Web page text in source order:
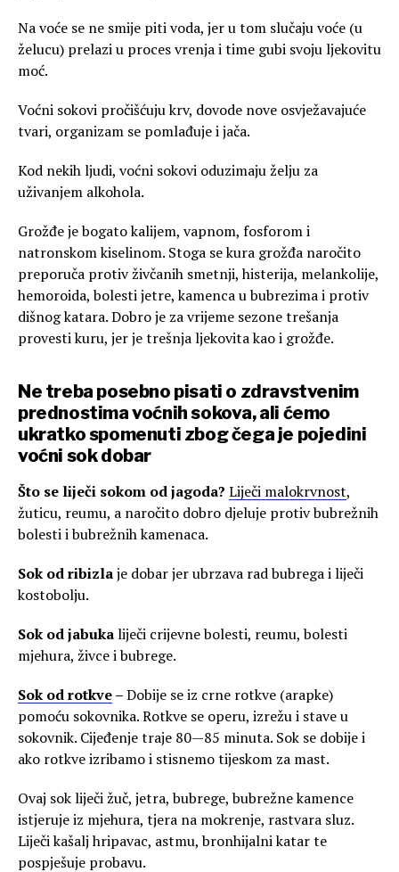
Na voće se ne smije piti voda, jer u tom slučaju voće (u
želucu) prelazi u proces vrenja i time gubi svoju ljekovitu
moć.
Voćni sokovi pročišćuju krv, dovode nove osvježavajuće
tvari, organizam se pomlađuje i jača.
Kod nekih ljudi, voćni sokovi oduzimaju želju za
uživanjem alkohola.
Grožđe je bogato kalijem, vapnom, fosforom i
natronskom kiselinom. Stoga se kura grožđa naročito
preporuča protiv živčanih smetnji, histerija, melankolije,
hemoroida, bolesti jetre, kamenca u bubrezima i protiv
dišnog katara. Dobro je za vrijeme sezone trešanja
provesti kuru, jer je trešnja ljekovita kao i grožđe.
Ne treba posebno pisati o zdravstvenim
prednostima voćnih sokova, ali ćemo
ukratko spomenuti zbog čega je pojedini
voćni sok dobar
Što se liječi sokom od jagoda? Liječi malokrvnost,
žuticu, reumu, a naročito dobro djeluje protiv bubrežnih
bolesti i bubrežnih kamenaca.
Sok od ribizlaje dobar jer ubrzava rad bubrega i liječi
kostobolju.
Sok od jabukaliječi crijevne bolesti, reumu, bolesti
mjehura, živce i bubrege.
Sok od rotkve–Dobije se iz crne rotkve (arapke)
pomoću sokovnika. Rotkve se operu, izrežu i stave u
sokovnik. Cijeđenje traje 80—85 minuta. Sok se dobije i
ako rotkve izribamo i stisnemo tijeskom za mast.
Ovaj sok liječi žuč, jetra, bubrege, bubrežne kamence
istjeruje iz mjehura, tjera na mokrenje, rastvara sluz.
Liječi kašalj hripavac, astmu, bronhijalni katar te
pospješuje probavu.